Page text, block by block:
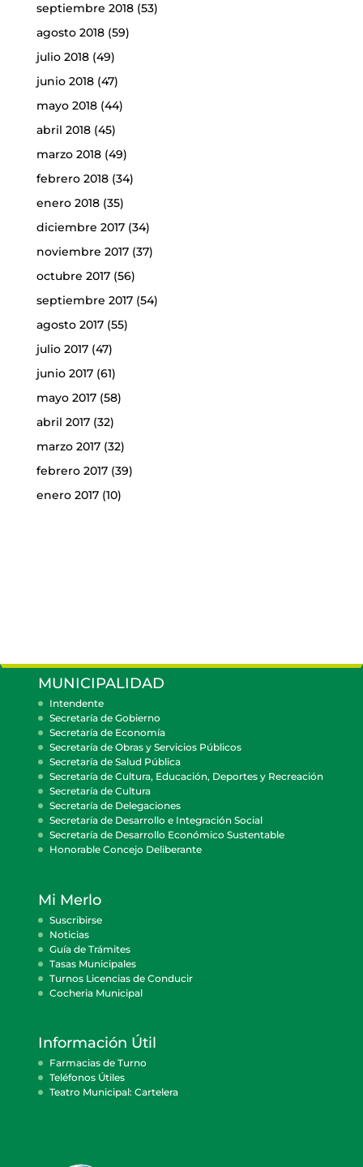
septiembre 2018(53)
agosto 2018(59)
julio 2018(49)
junio 2018(47)
mayo 2018(44)
abril 2018(45)
marzo 2018(49)
febrero 2018(34)
enero 2018(35)
diciembre 2017(34)
noviembre 2017(37)
octubre 2017(56)
septiembre 2017(54)
agosto 2017(55)
julio 2017(47)
junio 2017(61)
mayo 2017(58)
abril 2017(32)
marzo 2017(32)
febrero 2017(39)
enero 2017(10)
MUNICIPALIDAD
Intendente
Secretaría de Gobierno
Secretaría de Economía
Secretaría de Obras y Servicios Públicos
Secretaría de Salud Pública
Secretaría de Cultura, Educación, Deportes y Recreación
Secretaría de Cultura
Secretaría de Delegaciones
Secretaría de Desarrollo e Integración Social
Secretaría de Desarrollo Económico Sustentable
Honorable Concejo Deliberante
Mi Merlo
Suscribirse
Noticias
Guía de Trámites
Tasas Municipales
Turnos Licencias de Conducir
Cocheria Municipal
Información Útil
Farmacias de Turno
Teléfonos Útiles
Teatro Municipal: Cartelera